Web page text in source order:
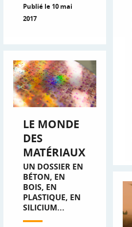
Publié le 10 mai
2017
LE MONDE
DES
MATÉRIAUX
UN DOSSIER EN
BÉTON, EN
BOIS, EN
PLASTIQUE, EN
SILICIUM...